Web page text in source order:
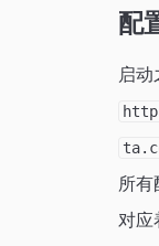
配
启动
所有
对应